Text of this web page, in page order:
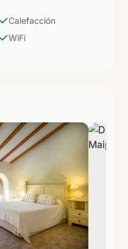
las instalaciones del
Calefacción
WiFi